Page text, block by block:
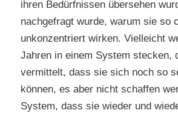
ihren Bedürfnissen übersehen
nachgefragt wurde, warum sie so
unkonzentriert wirken. Vielleicht
Jahren in einem System stecken,
vermittelt, dass sie sich noch so
können, es aber nicht schaffen
System, dass sie wieder und